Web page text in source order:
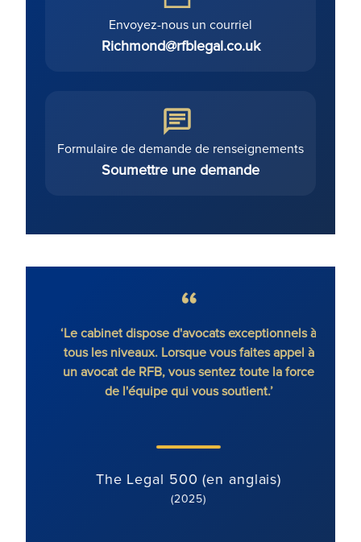
Envoyez-nous un courriel
Richmond@rfblegal.co.uk
Formulaire de demande de renseignements
Soumettre une demande
‘Le cabinet dispose d'avocats exceptionnels à
tous les niveaux. Lorsque vous faites appel à
un avocat de RFB, vous sentez toute la force
de l'équipe qui vous soutient.’
The Legal 500 (en anglais)
(2025)